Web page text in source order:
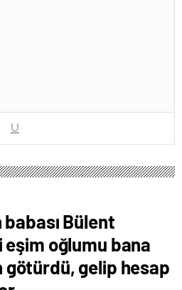
Bülent
oğlumu bana
gelip hesap